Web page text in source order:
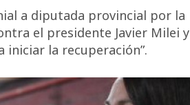
a diputada provincial por la
el presidente Javier Milei y
iniciar la recuperación”.